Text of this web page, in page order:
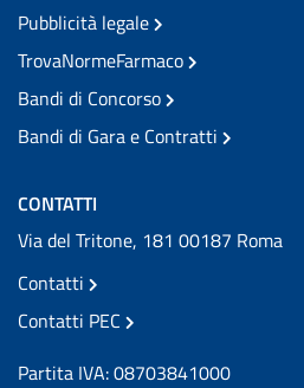
Pubblicità legale
TrovaNormeFarmaco
Bandi di Concorso
Bandi di Gara e Contratti
CONTATTI
Via del Tritone, 181 00187 Roma
Contatti
Contatti PEC
Partita IVA: 08703841000